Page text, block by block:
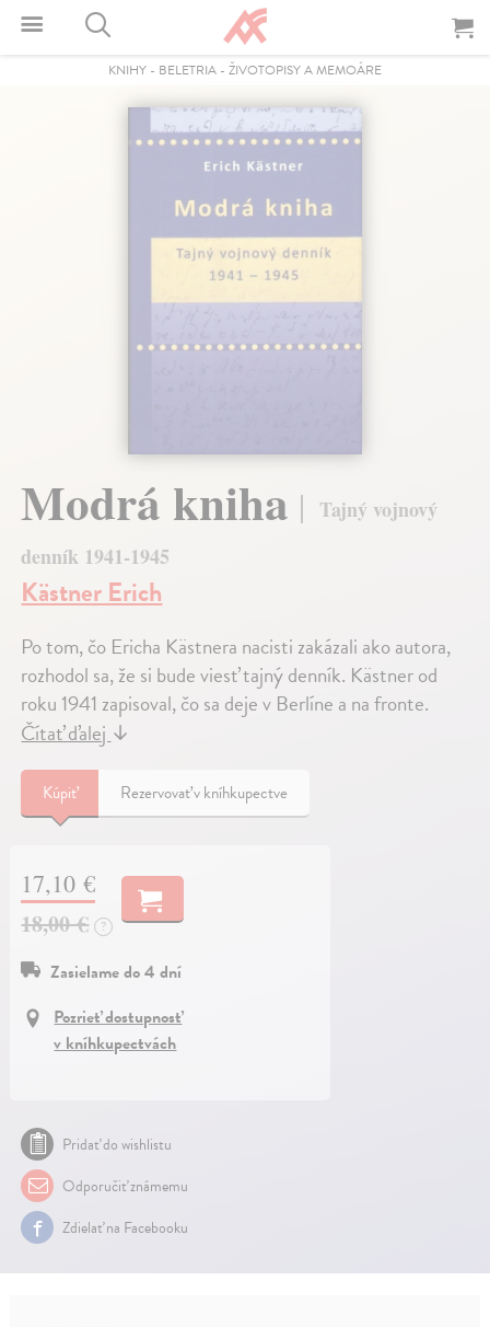
KNIHY - BELETRIA - ŽIVOTOPISY A MEMOÁRE
Modrá kniha
Tajný vojnový
denník 1941-1945
Kästner Erich
Po tom, čo Ericha Kästnera nacisti zakázali ako autora,
rozhodol sa, že si bude viesť tajný denník. Kästner od
roku 1941 zapisoval, čo sa deje v Berlíne a na fronte.
Čítať ďalej↓
Kúpiť Rezervovať v kníhkupectve
17,10 €
18,00 €
?
Zasielame do 4 dní
Pozrieť dostupnosť
v kníhkupectvách
Pridať do wishlistu
Odporučiť známemu
Zdielať na Facebooku